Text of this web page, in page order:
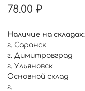
78.00 ₽
Наличие на складах:
г. Саранск
г. Димитровград
г. Ульяновск
Основной склад
г.